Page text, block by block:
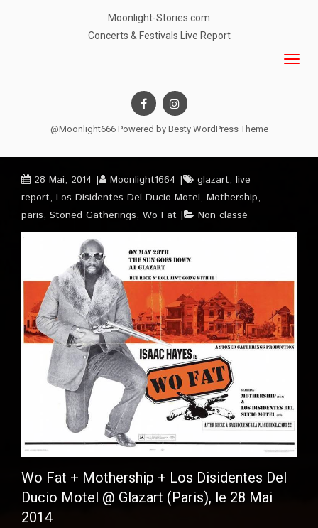
Moonlight-Stories.com
Concerts & Festivals Live Report
@Moonlight666 Powered by Besty WordPress Theme
28 Mai, 2014 Moonlight1664 glazart, live
report, Los Disidentes Del Ducio Motel, Mothership,
paris, Stoned Gatherings, Wo Fat Non classé
Wo Fat + Mothership + Los Disidentes Del
Ducio Motel @ Glazart (Paris), le 28 Mai
2014